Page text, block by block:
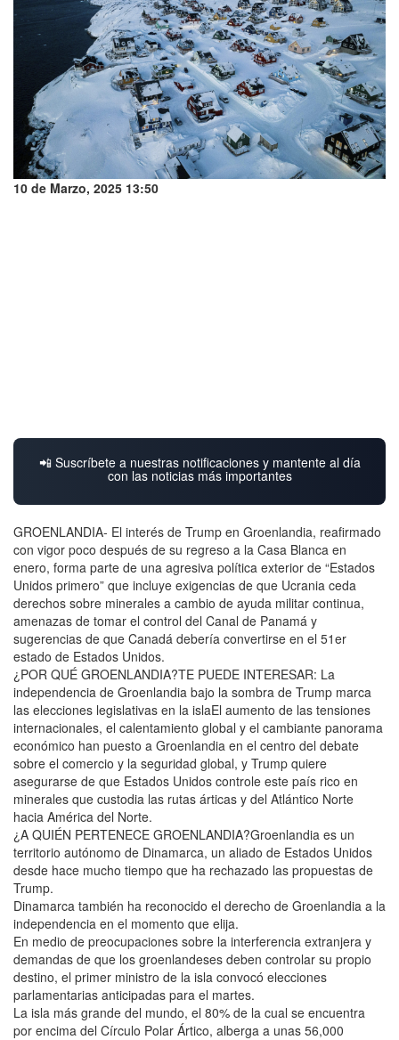
10 de Marzo, 2025 13:50
📲 Suscríbete a nuestras notificaciones y mantente al día
con las noticias más importantes
GROENLANDIA- El interés de Trump en Groenlandia, reafirmado
con vigor poco después de su regreso a la Casa Blanca en
enero, forma parte de una agresiva política exterior de “Estados
Unidos primero” que incluye exigencias de que Ucrania ceda
derechos sobre minerales a cambio de ayuda militar continua,
amenazas de tomar el control del Canal de Panamá y
sugerencias de que Canadá debería convertirse en el 51er
estado de Estados Unidos.
¿POR QUÉ GROENLANDIA?TE PUEDE INTERESAR: La
independencia de Groenlandia bajo la sombra de Trump marca
las elecciones legislativas en la islaEl aumento de las tensiones
internacionales, el calentamiento global y el cambiante panorama
económico han puesto a Groenlandia en el centro del debate
sobre el comercio y la seguridad global, y Trump quiere
asegurarse de que Estados Unidos controle este país rico en
minerales que custodia las rutas árticas y del Atlántico Norte
hacia América del Norte.
¿A QUIÉN PERTENECE GROENLANDIA?Groenlandia es un
territorio autónomo de Dinamarca, un aliado de Estados Unidos
desde hace mucho tiempo que ha rechazado las propuestas de
Trump.
Dinamarca también ha reconocido el derecho de Groenlandia a la
independencia en el momento que elija.
En medio de preocupaciones sobre la interferencia extranjera y
demandas de que los groenlandeses deben controlar su propio
destino, el primer ministro de la isla convocó elecciones
parlamentarias anticipadas para el martes.
La isla más grande del mundo, el 80% de la cual se encuentra
por encima del Círculo Polar Ártico, alberga a unas 56,000